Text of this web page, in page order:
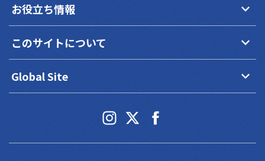
お役立ち情報 keyboard_arrow_down
このサイトについて keyboard_arrow_down
Global Site keyboard_arrow_down